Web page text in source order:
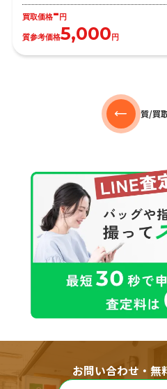
買取価格- 円
質参考価格5,000 円
質/買
お問い合わせ・無